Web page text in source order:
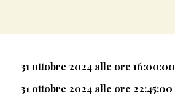
31 ottobre 2024 alle ore 16:00:00
31 ottobre 2024 alle ore 22:45:00